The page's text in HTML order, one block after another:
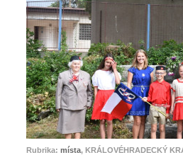
Rubrika: místa, KRÁLOVÉHRADECKÝ